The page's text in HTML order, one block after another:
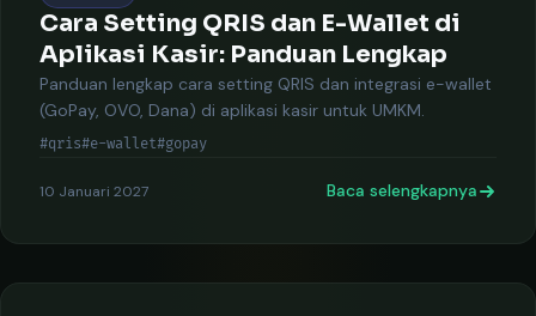
Cara Setting QRIS dan E-Wallet di
Aplikasi Kasir: Panduan Lengkap
Panduan lengkap cara setting QRIS dan integrasi e-wallet
(GoPay, OVO, Dana) di aplikasi kasir untuk UMKM.
#qris#e-wallet#gopay
10 Januari 2027 Baca selengkapnya